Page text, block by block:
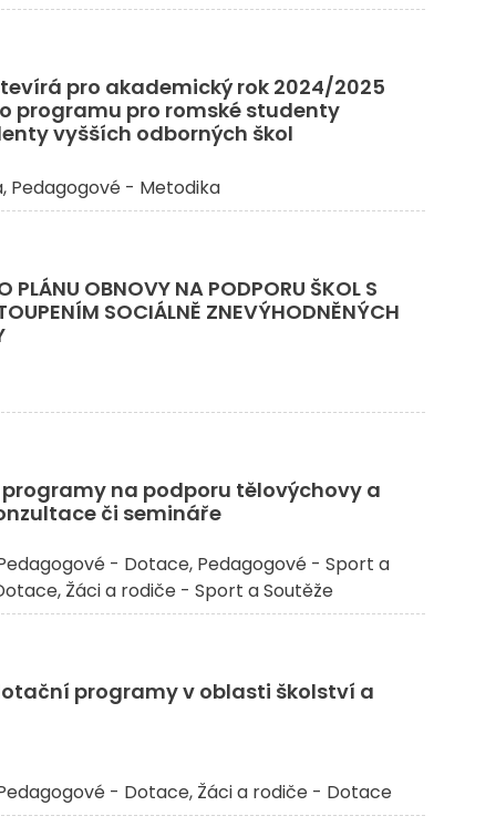
pro akademický rok 2024/2025
programu pro romské studenty
vyšších odborných škol
Pedagogové - Metodika
PLÁNU OBNOVY NA PODPORU ŠKOL S
SOCIÁLNĚ ZNEVÝHODNĚNÝCH
na podporu tělovýchovy a
či semináře
- Dotace Pedagogové - Sport a
Žáci a rodiče - Sport a Soutěže
programy v oblasti školství a
- Dotace Žáci a rodiče - Dotace